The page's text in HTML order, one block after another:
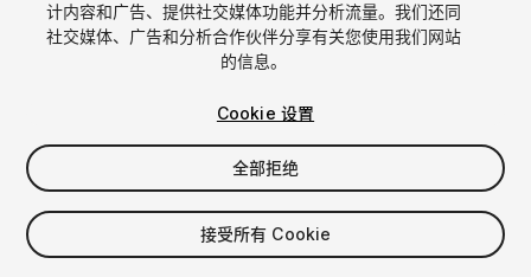
$44
增值税将在结算时计算
计内容和广告、提供社交媒体功能并分析流量。我们还同
社交媒体、广告和分析合作伙伴分享有关您使用我们网站
的信息。
Cookie 设置
全部拒绝
接受所有 Cookie